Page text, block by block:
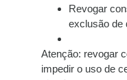
Revogar
exclusão de
Atenção: revogar
impedir o uso de